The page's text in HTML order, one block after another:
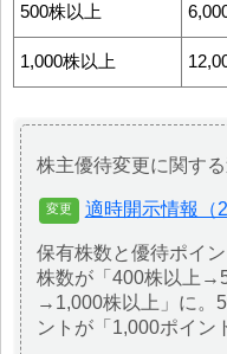
500株以上
1,000株以上
株主優待変更に関す
適時開示情報（
保有株数と優待ポイ
株数が「400株以上
→1,000株以上」に。
ントが「1,000ポイン